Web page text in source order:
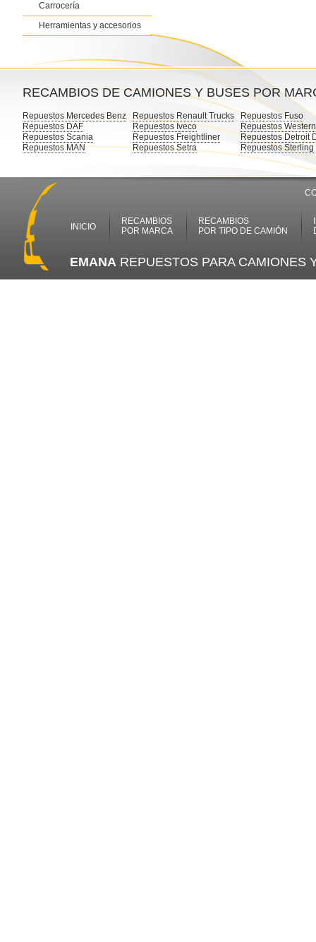
Carrocería
Herramientas y accesorios
RECAMBIOS DE CAMIONES Y BUSES POR
Repuestos Mercedes Benz
Repuestos DAF
Repuestos Scania
Repuestos MAN
Repuestos Renault Trucks
Repuestos Iveco
Repuestos Freightliner
Repuestos Setra
Repuestos Fuso
Repuestos
Repuestos Detroit
Repuestos Sterling
INICIO
RECAMBIOS
POR MARCA
RECAMBIOS
POR TIPO DE CAMIÓN
EMANA REPUESTOS PARA CAMIONES